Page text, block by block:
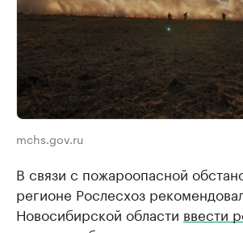
mchs.gov.ru
В связи с пожароопасной
регионе Рослесхоз
Новосибирской области ввести